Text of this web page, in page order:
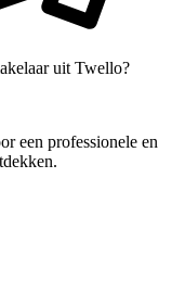
uit Twello?
een professionele en